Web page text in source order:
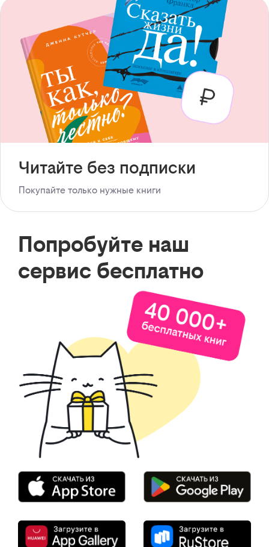
Читайте без подписки
Покупайте только нужные книги
Попробуйте наш
сервис бесплатно